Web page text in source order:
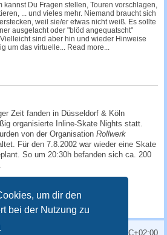
um dir den
bei der Nutzung zu
kannst Du Fragen stellen, Touren vorschlagen,
... und vieles mehr. Niemand braucht sich
weil sie/er etwas nicht weiß. Es sollte
ausgelacht oder "blöd angequatscht"
sind aber hin und wieder Hinweise
um das virtuelle... Read more...
Zeit fanden in Düsseldorf & Köln
organisierte Inline-Skate Nights statt.
von der Organisation Rollwerk
Für den 7.8.2002 war wieder eine Skate
So um 20:30h befanden sich ca. 200
UTC+02:00